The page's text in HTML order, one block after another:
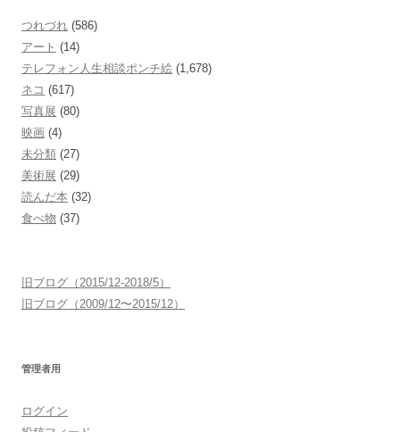
つれづれ (586)
アート (14)
テレフォン人生相談ポンチ絵 (1,678)
ネコ (617)
写真展 (80)
映画 (4)
未分類 (27)
美術展 (29)
読んだ本 (32)
食べ物 (37)
旧ブログ（2015/12-2018/5）
旧ブログ（2009/12〜2015/12）
管理者用
ログイン